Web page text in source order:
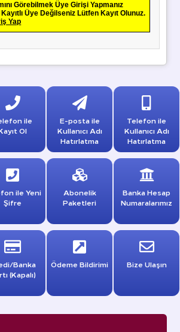
Görebilmek Üye Girişi Yapmanız
Üye Değilseniz Lütfen Kayıt Olunuz.
Yap
ile
Ol
E-posta ile
Kullanıcı Adı
Hatırlatma
Telefon ile
Kullanıcı Adı
Hatırlatma
ile Yeni
Şifre
Abonelik
Paketleri
Banka Hesap
Numaralarımız
Banka
(Kapalı)
Ödeme Bildirimi Bize Ulaşın